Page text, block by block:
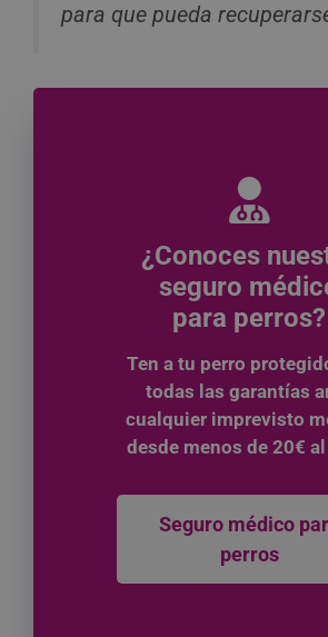
para que pueda
¿Conoces
seguro
para perros?
Ten a tu perro
todas las garantías
cualquier imprevisto
desde menos de 20€
Seguro médico
perros